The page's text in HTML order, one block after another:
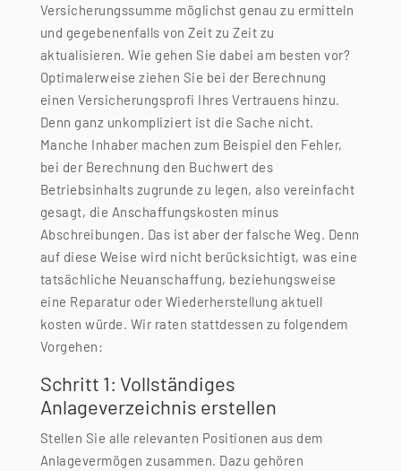
Versicherungssumme möglichst genau zu ermitteln
und gegebenenfalls von Zeit zu Zeit zu
aktualisieren. Wie gehen Sie dabei am besten vor?
Optimalerweise ziehen Sie bei der Berechnung
einen Versicherungsprofi Ihres Vertrauens hinzu.
Denn ganz unkompliziert ist die Sache nicht.
Manche Inhaber machen zum Beispiel den Fehler,
bei der Berechnung den Buchwert des
Betriebsinhalts zugrunde zu legen, also vereinfacht
gesagt, die Anschaffungskosten minus
Abschreibungen. Das ist aber der falsche Weg. Denn
auf diese Weise wird nicht berücksichtigt, was eine
tatsächliche Neuanschaffung, beziehungsweise
eine Reparatur oder Wiederherstellung aktuell
kosten würde. Wir raten stattdessen zu folgendem
Vorgehen:
Schritt 1: Vollständiges
Anlageverzeichnis erstellen
Stellen Sie alle relevanten Positionen aus dem
Anlagevermögen zusammen. Dazu gehören